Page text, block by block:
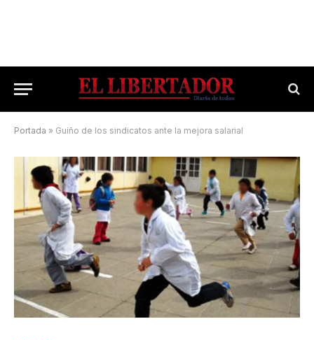
Portada » Guiño de los sindicatos ante la mejora salarial